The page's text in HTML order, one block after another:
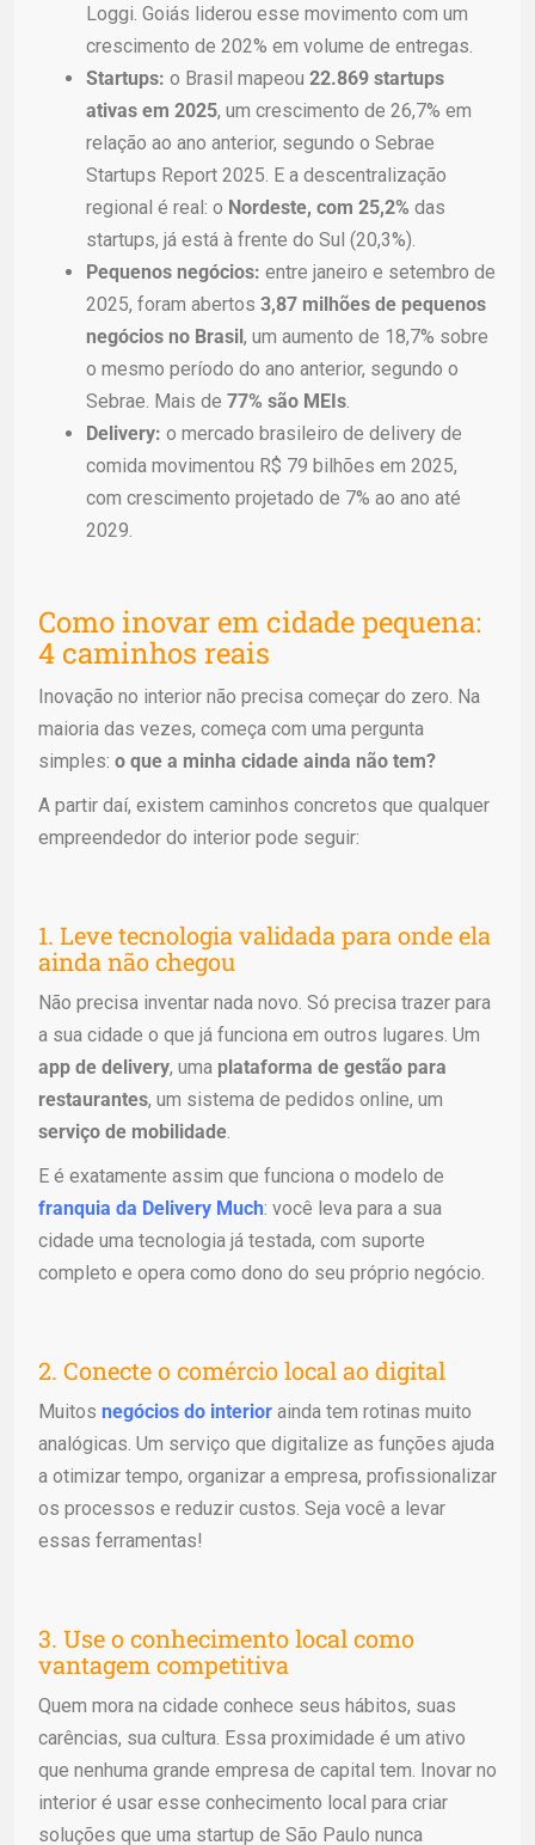
Loggi. Goiás liderou esse movimento com um
crescimento de 202% em volume de entregas.
Startups: o Brasil mapeou 22.869 startups
ativas em 2025, um crescimento de 26,7% em
relação ao ano anterior, segundo o Sebrae
Startups Report 2025. E a descentralização
regional é real: o Nordeste, com 25,2% das
startups, já está à frente do Sul (20,3%).
Pequenos negócios: entre janeiro e setembro de
2025, foram abertos 3,87 milhões de pequenos
negócios no Brasil, um aumento de 18,7% sobre
o mesmo período do ano anterior, segundo o
Sebrae. Mais de 77% são MEIs
Delivery: o mercado brasileiro de delivery de
comida movimentou R$ 79 bilhões em 2025,
com crescimento projetado de 7% ao ano até
2029.
Como inovar em cidade pequena:
4 caminhos reais
Inovação no interior não precisa começar do zero. Na
maioria das vezes, começa com uma pergunta
simples: o que a minha cidade ainda não tem?
A partir daí, existem caminhos concretos que qualquer
empreendedor do interior pode seguir:
1. Leve tecnologia validada para onde ela
ainda não chegou
Não precisa inventar nada novo. Só precisa trazer para
a sua cidade o que já funciona em outros lugares. Um
app de delivery, uma plataforma de gestão para
restaurantes, um sistema de pedidos online, um
serviço de mobilidade
E é exatamente assim que funciona o modelo de
franquia da Delivery Much: você leva para a sua
cidade uma tecnologia já testada, com suporte
completo e opera como dono do seu próprio negócio.
2. Conecte o comércio local ao digital
Muitos negócios do interior ainda tem rotinas muito
analógicas. Um serviço que digitalize as funções ajuda
a otimizar tempo, organizar a empresa, profissionalizar
os processos e reduzir custos. Seja você a levar
essas ferramentas!
3. Use o conhecimento local como
vantagem competitiva
Quem mora na cidade conhece seus hábitos, suas
carências, sua cultura. Essa proximidade é um ativo
que nenhuma grande empresa de capital tem. Inovar no
interior é usar esse conhecimento local para criar
soluções que uma startup de São Paulo nunca